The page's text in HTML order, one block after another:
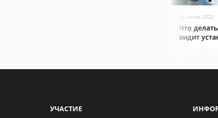
04 июня 2022
Что
видит
УЧАСТИЕ